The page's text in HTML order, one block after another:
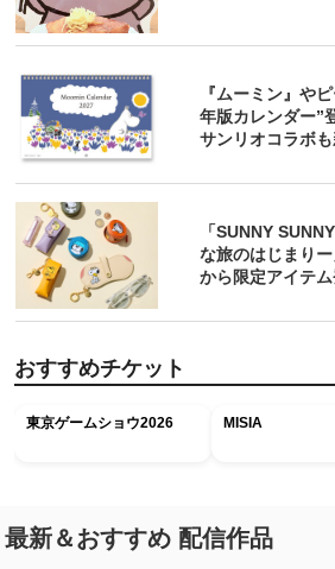
『ムーミン』や
年版カレンダー
サンリオコラボも
「SUNNY
な旅のはじまり
から限定アイテ
おすすめチケット
東京ゲームショウ2026 MISIA
最新＆おすすめ 配信作品